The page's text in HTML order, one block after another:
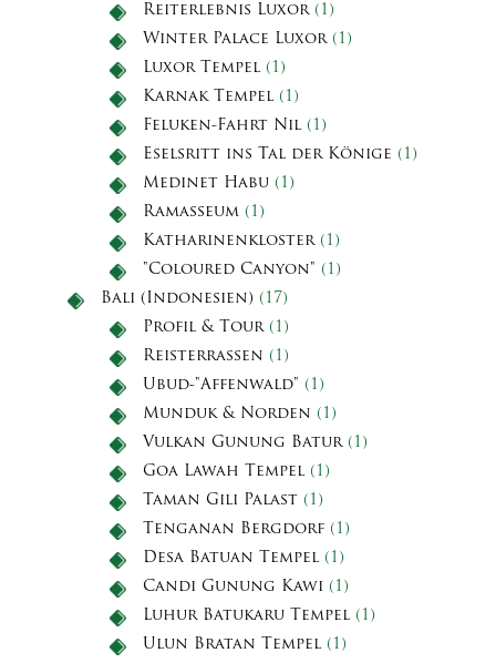
Reiterlebnis Luxor(1)
Winter Palace Luxor(1)
Luxor Tempel (1)
Karnak Tempel (1)
Feluken-Fahrt Nil (1)
Eselsritt ins Tal der Könige (1)
Medinet Habu (1)
Ramasseum (1)
Katharinenkloster(1)
"Coloured Canyon" (1)
Bali (Indonesien) (17)
Profil & Tour(1)
Reisterrassen (1)
Ubud-"Affenwald" (1)
Munduk & Norden (1)
Vulkan Gunung Batur(1)
Goa Lawah Tempel (1)
Taman Gili Palast (1)
Tenganan Bergdorf (1)
Desa Batuan Tempel (1)
Candi Gunung Kawi (1)
Luhur Batukaru Tempel (1)
Ulun Bratan Tempel (1)